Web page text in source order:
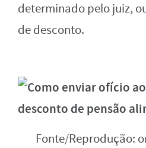
determinado pelo juiz,
de desconto.
Fonte/Reprodução: